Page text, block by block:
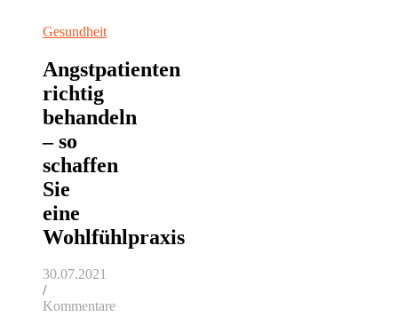
Gesundheit
Angstpatienten
richtig
behandeln
– so
schaffen
Sie
eine
Wohlfühlpraxis
30.07.2021
/
Kommentare